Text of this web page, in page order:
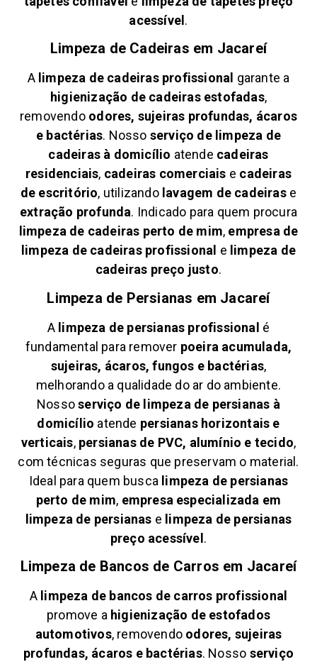
acessível .
Limpeza de Cadeiras em Jacareí
A limpeza de cadeiras profissional garante a
higienização de cadeiras estofadas,
removendoodores, sujeiras profundas, ácaros
e bactérias. Nosso serviço de limpeza de
cadeiras à domicílio atende cadeiras
residenciais, cadeiras comerciais e cadeiras
de escritório, utilizando lavagem de cadeirase
extração profunda. Indicado para quem procura
limpeza de cadeiras perto de mim, empresa de
limpeza de cadeiras profissional e limpeza de
cadeiras preço justo.
Limpeza de Persianas em Jacareí
A limpeza de persianas profissional é
fundamental para remover poeira acumulada,
sujeiras, ácaros, fungos e bactérias,
melhorando a qualidade do ar do ambiente.
Nossoserviço de limpeza de persianas à
domicílio atende persianas horizontais e
verticais, persianas de PVC, alumínio e tecido,
com técnicas seguras que preservam o material.
Ideal para quem busca limpeza de persianas
perto de mim, empresa especializada em
limpeza de persianas e limpeza de persianas
preço acessível.
Limpeza de Bancos de Carros em Jacareí
A limpeza de bancos de carros profissional
promove a higienização de estofados
automotivos, removendo odores, sujeiras
profundas, ácaros e bactérias. Nosso serviço